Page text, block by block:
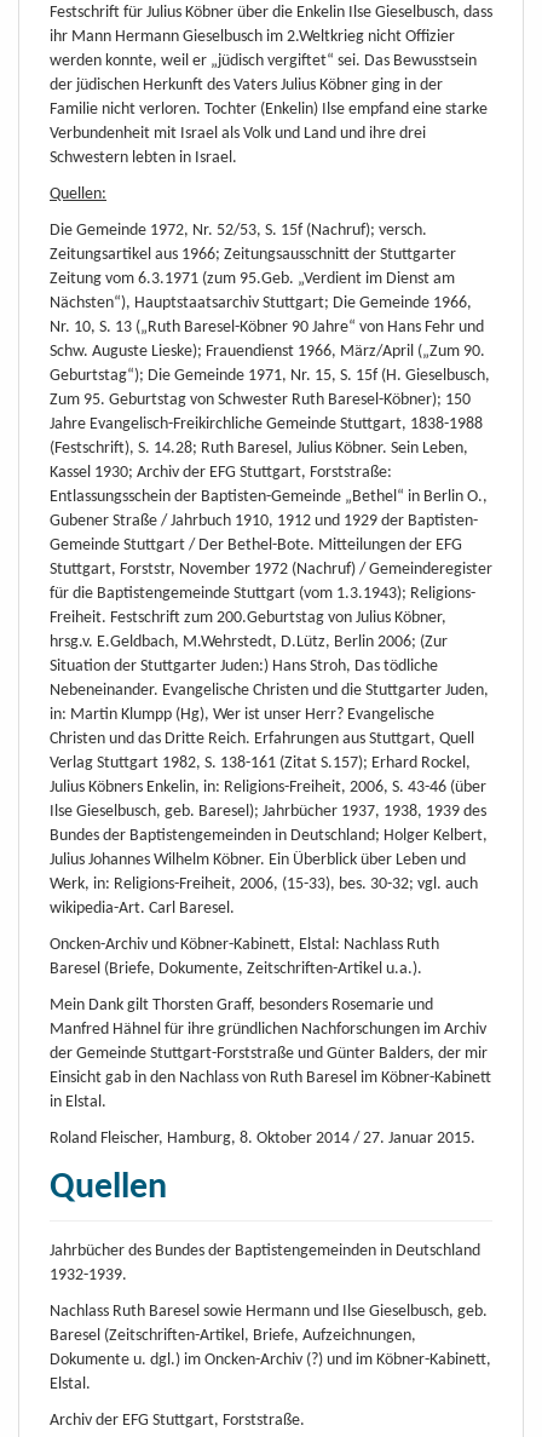
Festschrift für Julius Köbner über die Enkelin Ilse Gieselbusch, dass
ihr Mann Hermann Gieselbusch im 2.Weltkrieg nicht Offizier
werden konnte, weil er „jüdisch vergiftet“ sei. Das Bewusstsein
der jüdischen Herkunft des Vaters Julius Köbner ging in der
Familie nicht verloren. Tochter (Enkelin) Ilse empfand eine starke
Verbundenheit mit Israel als Volk und Land und ihre drei
Schwestern lebten in Israel.
Quellen:
Die Gemeinde 1972, Nr. 52/53, S. 15f (Nachruf); versch.
Zeitungsartikel aus 1966; Zeitungsausschnitt der Stuttgarter
Zeitung vom 6.3.1971 (zum 95.Geb. „Verdient im Dienst am
Nächsten“), Hauptstaatsarchiv Stuttgart; Die Gemeinde 1966,
Nr. 10, S. 13 („Ruth Baresel-Köbner 90 Jahre“ von Hans Fehr und
Schw. Auguste Lieske); Frauendienst 1966, März/April („Zum 90.
Geburtstag“); Die Gemeinde 1971, Nr. 15, S. 15f (H. Gieselbusch,
Zum 95. Geburtstag von Schwester Ruth Baresel-Köbner); 150
Jahre Evangelisch-Freikirchliche Gemeinde Stuttgart, 1838-1988
(Festschrift), S. 14.28; Ruth Baresel, Julius Köbner. Sein Leben,
Kassel 1930; Archiv der EFG Stuttgart, Forststraße:
Entlassungsschein der Baptisten-Gemeinde „Bethel“ in Berlin O.,
Gubener Straße / Jahrbuch 1910, 1912 und 1929 der Baptisten-
Gemeinde Stuttgart / Der Bethel-Bote. Mitteilungen der EFG
Stuttgart, Forststr, November 1972 (Nachruf) / Gemeinderegister
für die Baptistengemeinde Stuttgart (vom 1.3.1943); Religions-
Freiheit. Festschrift zum 200.Geburtstag von Julius Köbner,
hrsg.v. E.Geldbach, M.Wehrstedt, D.Lütz, Berlin 2006; (Zur
Situation der Stuttgarter Juden:) Hans Stroh, Das tödliche
Nebeneinander. Evangelische Christen und die Stuttgarter Juden,
in: Martin Klumpp (Hg), Wer ist unser Herr? Evangelische
Christen und das Dritte Reich. Erfahrungen aus Stuttgart, Quell
Verlag Stuttgart 1982, S. 138-161 (Zitat S.157); Erhard Rockel,
Julius Köbners Enkelin, in: Religions-Freiheit, 2006, S. 43-46 (über
Ilse Gieselbusch, geb. Baresel); Jahrbücher 1937, 1938, 1939 des
Bundes der Baptistengemeinden in Deutschland; Holger Kelbert,
Julius Johannes Wilhelm Köbner. Ein Überblick über Leben und
Werk, in: Religions-Freiheit, 2006, (15-33), bes. 30-32; vgl. auch
wikipedia-Art. Carl Baresel.
Oncken-Archiv und Köbner-Kabinett, Elstal: Nachlass Ruth
Baresel (Briefe, Dokumente, Zeitschriften-Artikel u.a.).
Mein Dank gilt Thorsten Graff, besonders Rosemarie und
Manfred Hähnel für ihre gründlichen Nachforschungen im Archiv
der Gemeinde Stuttgart-Forststraße und Günter Balders, der mir
Einsicht gab in den Nachlass von Ruth Baresel im Köbner-Kabinett
in Elstal.
Roland Fleischer, Hamburg, 8. Oktober 2014 / 27. Januar 2015.
Quellen
Jahrbücher des Bundes der Baptistengemeinden in Deutschland
1932-1939.
Nachlass Ruth Baresel sowie Hermann und Ilse Gieselbusch, geb.
Baresel (Zeitschriften-Artikel, Briefe, Aufzeichnungen,
Dokumente u. dgl.) im Oncken-Archiv (?) und im Köbner-Kabinett,
Elstal.
Archiv der EFG Stuttgart, Forststraße.